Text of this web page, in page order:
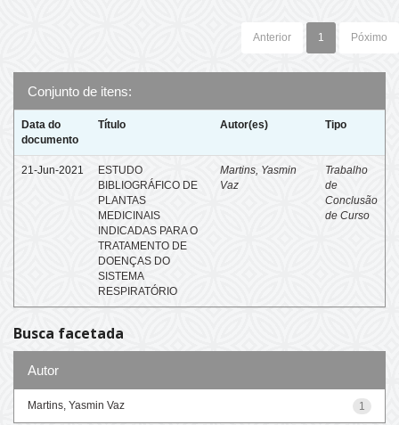
Anterior 1 Póximo
Conjunto de itens:
Data do
documento
Título Autor(es) Tipo
21-Jun-2021
ESTUDO
BIBLIOGRÁFICO DE
PLANTAS
MEDICINAIS
INDICADAS PARA O
TRATAMENTO DE
DOENÇAS DO
SISTEMA
RESPIRATÓRIO
Martins, Yasmin
Vaz
Trabalho
de
Conclusão
de Curso
Busca facetada
Autor
1
Martins, Yasmin Vaz